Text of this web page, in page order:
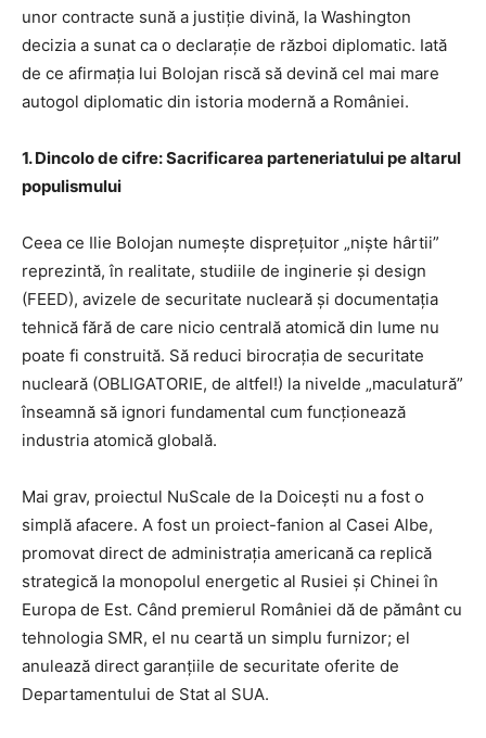
unor contracte sună a justiție divină, la Washington
decizia a sunat ca o declarație de război diplomatic. Iată
de ce afirmația lui Bolojan riscă să devină cel mai mare
autogol diplomatic din istoria modernă a României.
1. Dincolo de cifre: Sacrificarea parteneriatului pe altarul
populismului
Ceea ce Ilie Bolojan numește disprețuitor „niște hârtii”
reprezintă, în realitate, studiile de inginerie și design
(FEED), avizele de securitate nucleară și documentația
tehnică fără de care nicio centrală atomică din lume nu
poate fi construită. Să reduci birocrația de securitate
nucleară (OBLIGATORIE, de altfel!) la nivelde „maculatură”
înseamnă să ignori fundamental cum funcționează
industria atomică globală.
Mai grav, proiectul NuScale de la Doicești nu a fost o
simplă afacere. A fost un proiect-fanion al Casei Albe,
promovat direct de administrația americană ca replică
strategică la monopolul energetic al Rusiei și Chinei în
Europa de Est. Când premierul României dă de pământ cu
tehnologia SMR, el nu ceartă un simplu furnizor; el
anulează direct garanțiile de securitate oferite de
Departamentului de Stat al SUA.